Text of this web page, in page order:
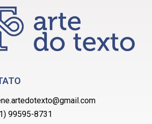
99595-8731